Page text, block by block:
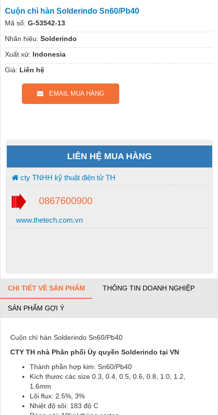
Cuộn chì hàn Solderindo Sn60/Pb40
Mã số: G-53542-13
Nhãn hiệu: Solderindo
Xuất xứ: Indonesia
Giá: Liên hệ
EMAIL MUA HÀNG
LIÊN HỆ MUA HÀNG
cty TNHH kỹ thuật điện tử TH
0867600900
www.thetech.com.vn
CHI TIẾT VỀ SẢN PHẨM THÔNG TIN DOANH NGHIỆP
SẢN PHẨM GỢI Ý
Cuộn chì hàn Solderindo Sn60/Pb40
CTY TH nhà Phân phối Ủy quyền Solderindo tại VN
Thành phần hợp kim: Sn60/Pb40
Kích thươc các size 0.3, 0.4, 0.5, 0.6, 0.8, 1.0, 1.2,
1.6mm
Lõi flux: 2.5%, 3%
Nhiệt độ sôi: 183 độ C